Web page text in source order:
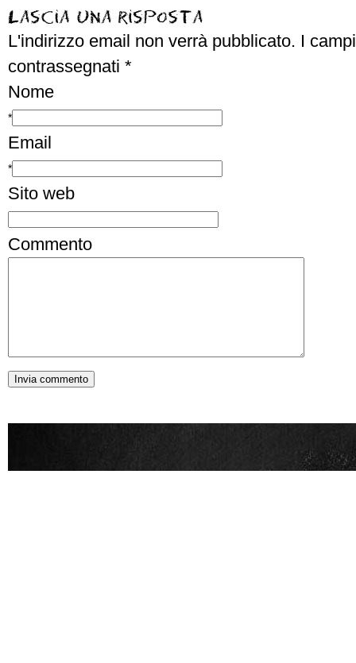
L'indirizzo email non verrà pubblicato. I
contrassegnati *
Nome
*
Email
*
Sito web
Commento